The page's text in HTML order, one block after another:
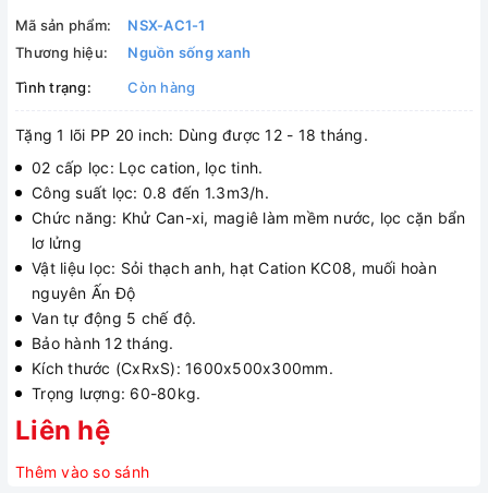
Mã sản phẩm:
NSX-AC1-1
Thương hiệu:
Nguồn sống xanh
Tình trạng:
Còn hàng
Tặng 1 lõi PP 20 inch: Dùng được 12 - 18 tháng.
02 cấp lọc: Lọc cation, lọc tinh.
Công suất lọc: 0.8 đến 1.3m3/h.
Chức năng: Khử Can-xi, magiê làm mềm nước, lọc cặn bẩn
lơ lửng
Vật liệu lọc: Sỏi thạch anh, hạt Cation KC08, muối hoàn
nguyên Ấn Độ
Van tự động 5 chế độ.
Bảo hành 12 tháng.
Kích thước (CxRxS): 1600x500x300mm.
Trọng lượng: 60-80kg.
Liên hệ
Thêm vào so sánh